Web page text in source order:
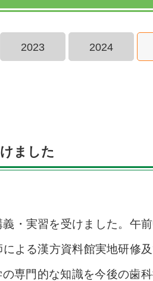
2023 2024
ました
・実習を受けました。午
よる漢方資料館実地研修
専門的な知識を今後の歯